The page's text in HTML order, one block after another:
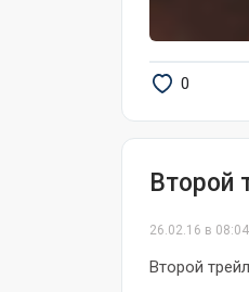
0
Второй
26.02.16 в 08:04
Второй